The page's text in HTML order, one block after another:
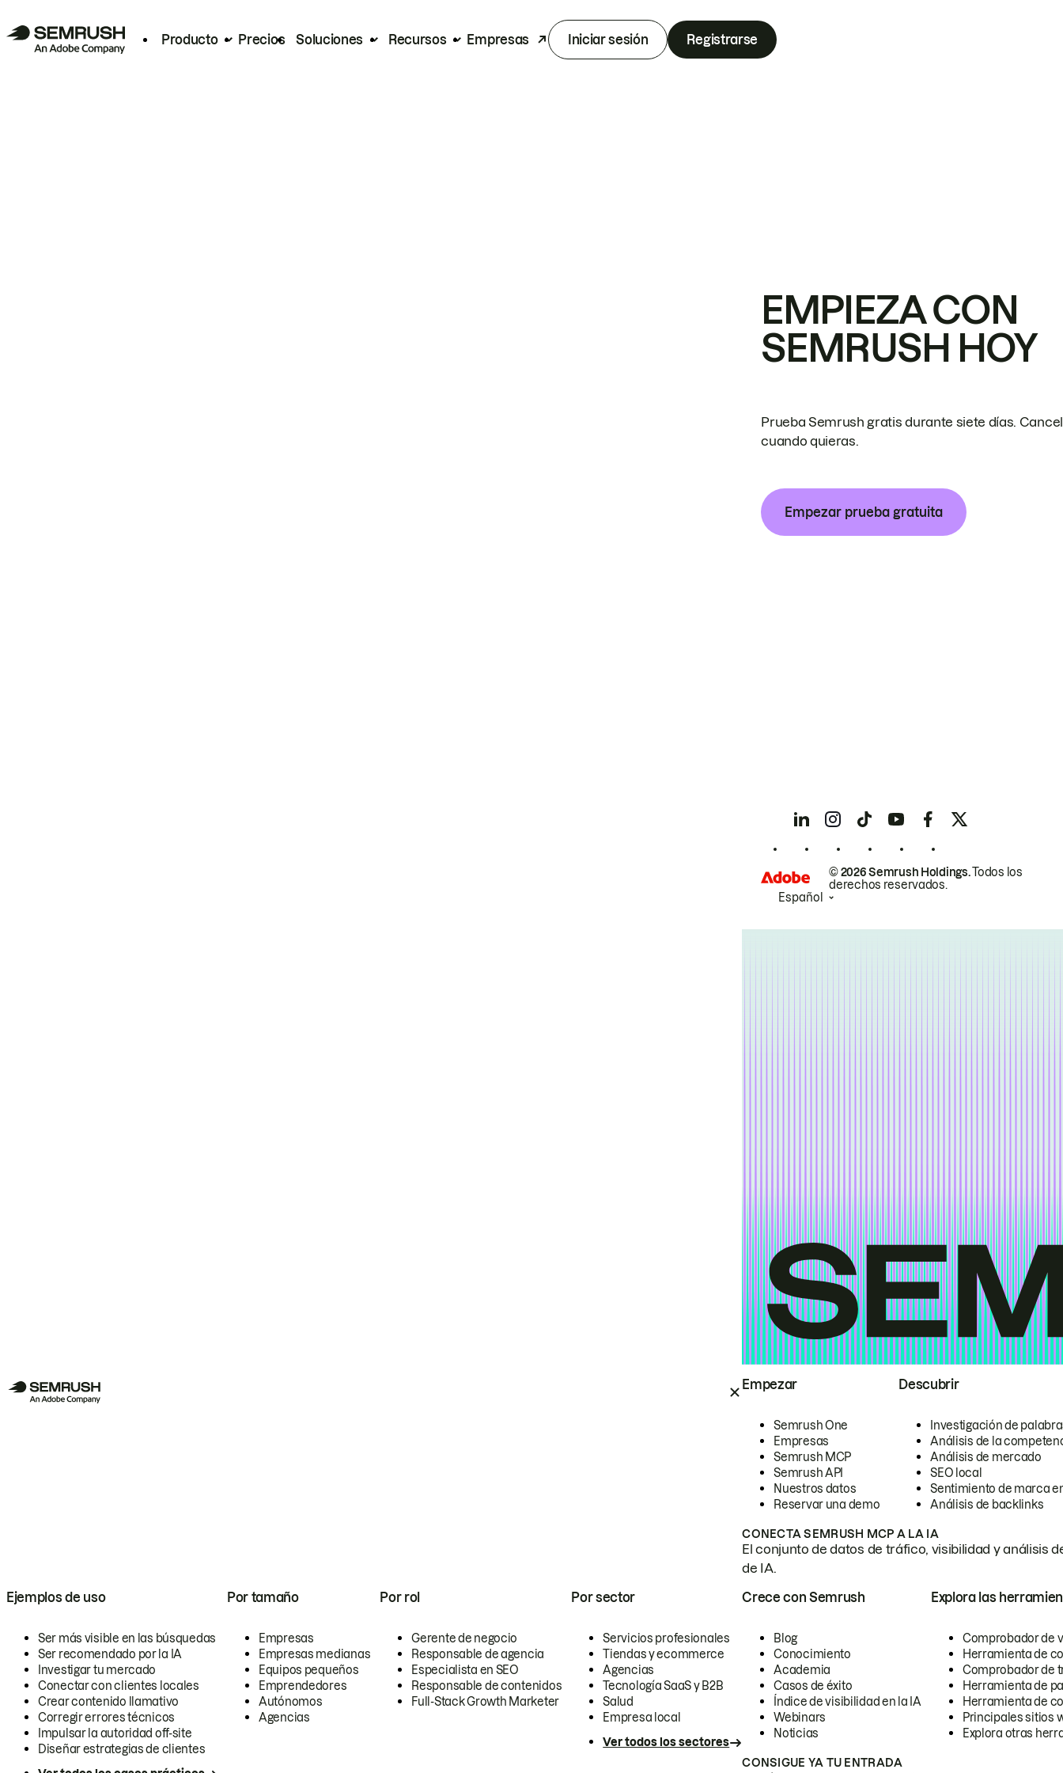
Producto Precios Soluciones Recursos Empresas Iniciar sesión Registrarse
Empezar
Semrush One
Empresas
Semrush MCP
Semrush API
Nuestros datos
Reservar una demo
Descubrir
Investigación de
Análisis de la
Análisis de mercado
SEO local
Sentimiento de marca
Análisis de backlinks
CONECTA SEMRUSH MCP A LA IA
El conjunto de datos de tráfico, visibilidad y análisis
de IA.
Ejemplos de uso
Ser más visible en las búsquedas
Ser recomendado por la IA
Investigar tu mercado
Conectar con clientes locales
Crear contenido llamativo
Corregir errores técnicos
Impulsar la autoridad off-site
Diseñar estrategias de clientes
Por tamaño
Empresas
Empresas medianas
Equipos pequeños
Emprendedores
Autónomos
Agencias
Por rol
Gerente de negocio
Responsable de agencia
Especialista en SEO
Responsable de contenidos
Full-Stack Growth Marketer
Por sector
Servicios profesionales
Tiendas y ecommerce
Agencias
Tecnología SaaS y B2B
Salud
Empresa local
Ver todos los sectores
Crece con Semrush
Blog
Conocimiento
Academia
Casos de éxito
Índice de visibilidad en la IA
Webinars
Noticias
Explora las
Comprobador de
Herramienta de
Comprobador de
Herramienta de
Herramienta de
Principales sitios
Explora otras
CONSIGUE YA TU ENTRADA
EMPIEZA CON
SEMRUSH HOY
Prueba Semrush gratis durante siete días.
cuando quieras.
Empezar prueba gratuita
© 2026 Semrush Holdings.Todos los
derechos reservados.
Español